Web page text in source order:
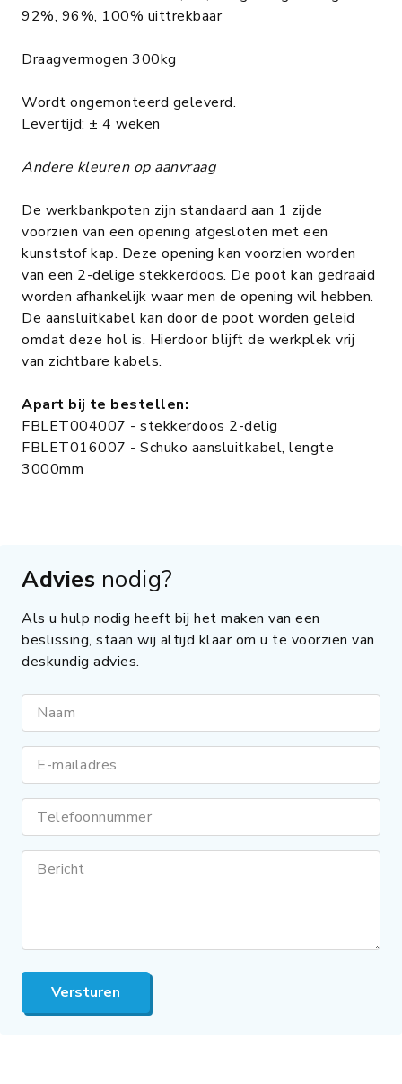
92%, 96%, 100% uittrekbaar
Draagvermogen 300kg
Wordt ongemonteerd geleverd.
Levertijd: ± 4 weken
Andere kleuren op aanvraag
De werkbankpoten zijn standaard aan 1 zijde
voorzien van een opening afgesloten met een
kunststof kap. Deze opening kan voorzien worden
van een 2-delige stekkerdoos. De poot kan gedraaid
worden afhankelijk waar men de opening wil hebben.
De aansluitkabel kan door de poot worden geleid
omdat deze hol is. Hierdoor blijft de werkplek vrij
van zichtbare kabels.
Apart bij te bestellen:
FBLET004007 - stekkerdoos 2-delig
FBLET016007 - Schuko aansluitkabel, lengte
3000mm
Advies nodig?
Als u hulp nodig heeft bij het maken van een
beslissing, staan wij altijd klaar om u te voorzien van
deskundig advies.
Naam
E-mailadres
Telefoonnummer
Bericht
Versturen